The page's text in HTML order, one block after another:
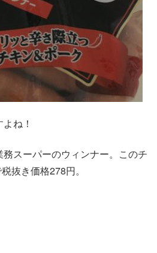
ね！
スーパーのウィンナー。このチ
抜き価格278円。